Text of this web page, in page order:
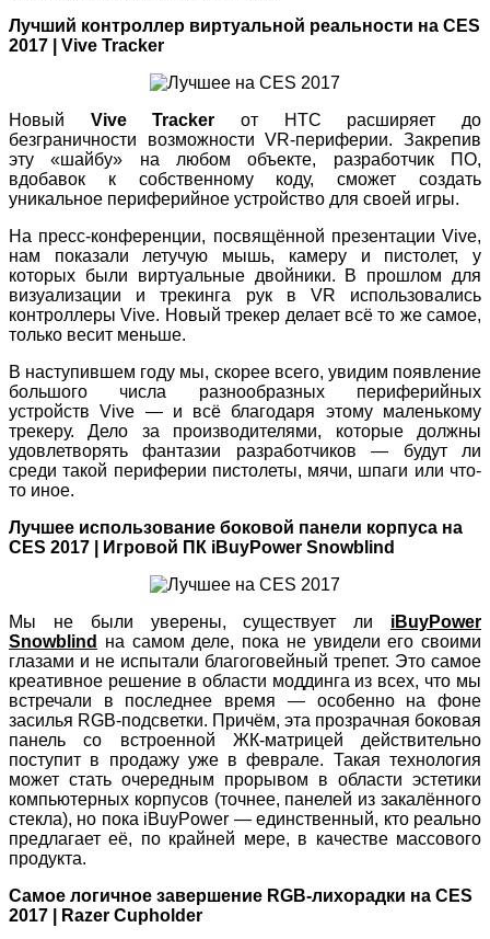
Лучший контроллер виртуальной реальности на CES
2017 | Vive Tracker
Новый Vive Tracker от HTC расширяет до
безграничности возможности VR-периферии. Закрепив
эту «шайбу» на любом объекте, разработчик ПО,
вдобавок к собственному коду, сможет создать
уникальное периферийное устройство для своей игры.
На пресс-конференции, посвящённой презентации Vive,
нам показали летучую мышь, камеру и пистолет, у
которых были виртуальные двойники. В прошлом для
визуализации и трекинга рук в VR использовались
контроллеры Vive. Новый трекер делает всё то же самое,
только весит меньше.
В наступившем году мы, скорее всего, увидим появление
большого числа разнообразных периферийных
устройств Vive — и всё благодаря этому маленькому
трекеру. Дело за производителями, которые должны
удовлетворять фантазии разработчиков — будут ли
среди такой периферии пистолеты, мячи, шпаги или что-
то иное.
Лучшее использование боковой панели корпуса на
CES 2017 | Игровой ПК iBuyPower Snowblind
Мы не были уверены, существует ли iBuyPower
Snowblind
на самом деле, пока не увидели его своими
глазами и не испытали благоговейный трепет. Это самое
креативное решение в области моддинга из всех, что мы
встречали в последнее время — особенно на фоне
засилья RGB-подсветки. Причём, эта прозрачная боковая
панель со встроенной ЖК-матрицей действительно
поступит в продажу уже в феврале. Такая технология
может стать очередным прорывом в области эстетики
компьютерных корпусов (точнее, панелей из закалённого
стекла), но пока iBuyPower — единственный, кто реально
предлагает её, по крайней мере, в качестве массового
продукта.
Самое логичное завершение RGB-лихорадки на CES
2017 | Razer Cupholder